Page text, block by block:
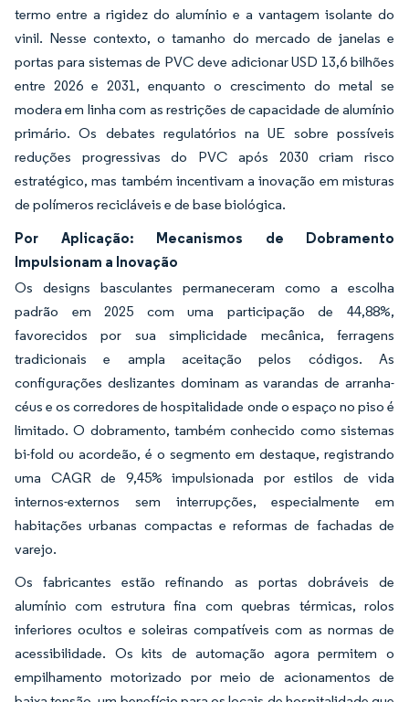
termo entre a rigidez do alumínio e a vantagem isolante do
vinil. Nesse contexto, o tamanho do mercado de janelas e
portas para sistemas de PVC deve adicionar USD 13,6 bilhões
entre 2026 e 2031, enquanto o crescimento do metal se
modera em linha com as restrições de capacidade de alumínio
primário. Os debates regulatórios na UE sobre possíveis
reduções progressivas do PVC após 2030 criam risco
estratégico, mas também incentivam a inovação em misturas
de polímeros recicláveis e de base biológica.
Por Aplicação: Mecanismos de Dobramento
Impulsionam a Inovação
Os designs basculantes permaneceram como a escolha
padrão em 2025 com uma participação de 44,88%,
favorecidos por sua simplicidade mecânica, ferragens
tradicionais e ampla aceitação pelos códigos. As
configurações deslizantes dominam as varandas de arranha-
céus e os corredores de hospitalidade onde o espaço no piso é
limitado. O dobramento, também conhecido como sistemas
bi-fold ou acordeão, é o segmento em destaque, registrando
uma CAGR de 9,45% impulsionada por estilos de vida
internos-externos sem interrupções, especialmente em
habitações urbanas compactas e reformas de fachadas de
varejo.
Os fabricantes estão refinando as portas dobráveis de
alumínio com estrutura fina com quebras térmicas, rolos
inferiores ocultos e soleiras compatíveis com as normas de
acessibilidade. Os kits de automação agora permitem o
empilhamento motorizado por meio de acionamentos de